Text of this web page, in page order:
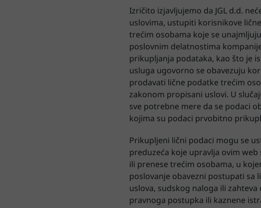
Izričito izjavljujemo da JGL d.d.
uslovima, ustupiti korisnikove
trećim osobama koje se
poslovnim delatnostima
prikupljanja podataka, kao što je
usluga ugovorno se obavezuju
prodavati lične podatke trećim
zakonom propisani uslovi. U
sve potrebne mere da se podaci
kojima su podaci prvobitno
Prikupljeni lični podaci mogu se
preduzeća koje upravlja ovim
ili prenese trećim osobama, u
poslovanje obavezni postupati sa
uslova, sudskog naloga ili
pravnoga postupka ili kaznene